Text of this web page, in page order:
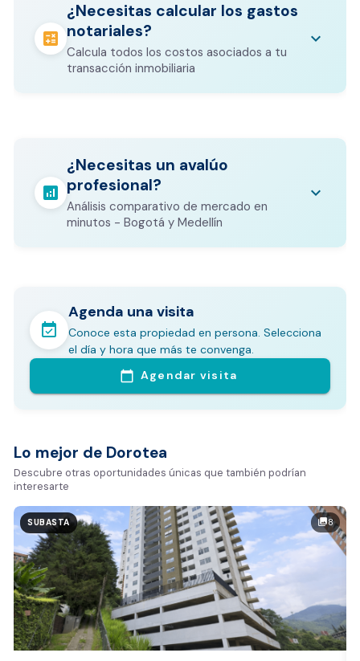
calculate
¿Necesitas calcular los gastos
notariales?
Calcula todos los costos asociados a tu
transacción inmobiliaria
keyboard_arrow_down
Los gastos notariales incluyen
otros costos legales que varían según el
valor del inmueble.
CALCULADORA DE GASTOS NOTARIALES
analytics
¿Necesitas un avalúo
profesional?
Análisis comparativo de mercado en
minutos - Bogotá y Medellín
keyboard_arrow_down
En pocos minutos avalúa con este Análisis
Comparativo de Mercado (inicialmente
Bogotá y Medellín)
Análisis basado en datos reales:
Tiempo promedio de venta en la zona
Rango de precios de arriendo en el sector
Valor exclusivo para clientes de Dorotea:
20.000 COP
REALIZAR AVALÚO AHORA
event_available
Agenda una visita
Conoce esta propiedad en persona. Selecciona
el día y hora que más te convenga.
calendar_today Agendar visita
Lo mejor de Dorotea
Descubre otras oportunidades únicas que también podrían
interesarte
photo_library8
SUBASTA